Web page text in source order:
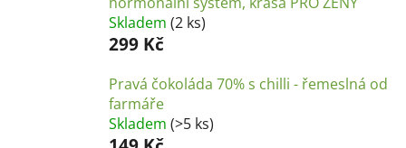
Skladem (2 ks)
299 Kč
Pravá čokoláda 70% s chilli - řemeslná od
farmáře
Skladem (>5 ks)